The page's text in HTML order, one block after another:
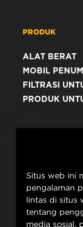
PRODUK
ALAT BERAT
MOBIL
FILTRASI
PRODUK
Situs web ini
pengalaman
lintas di situs
tentang
media sosial,